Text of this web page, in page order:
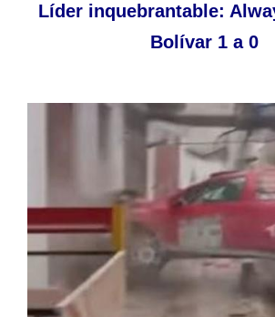
Líder inquebrantable:
Bolívar 1 a 0